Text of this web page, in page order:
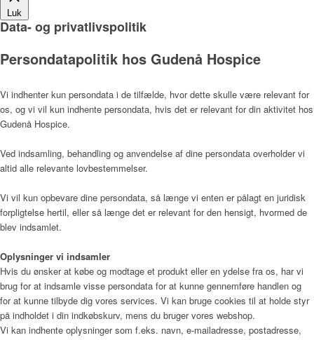
Rammer
Kunst
Donationer
Galleri
Pjecer
Luk
Data- og privatlivspolitik
Persondatapolitik hos Gudenå Hospice
Vi indhenter kun persondata i de tilfælde, hvor dette skulle være relevant for
os, og vi vil kun indhente persondata, hvis det er relevant for din aktivitet hos
Gudenå Hospice.
Ved indsamling, behandling og anvendelse af dine persondata overholder vi
altid alle relevante lovbestemmelser.
Vi vil kun opbevare dine persondata, så længe vi enten er pålagt en juridisk
forpligtelse hertil, eller så længe det er relevant for den hensigt, hvormed de
blev indsamlet.
Oplysninger vi indsamler
Hvis du ønsker at købe og modtage et produkt eller en ydelse fra os, har vi
brug for at indsamle visse persondata for at kunne gennemføre handlen og
for at kunne tilbyde dig vores services. Vi kan bruge cookies til at holde styr
på indholdet i din indkøbskurv, mens du bruger vores webshop.
Vi kan indhente oplysninger som f.eks. navn, e-mailadresse, postadresse,